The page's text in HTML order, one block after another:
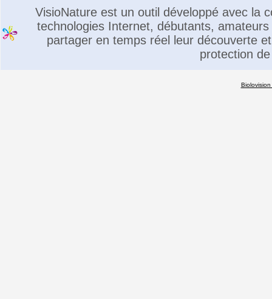
VisioNature est un outil développé avec la
technologies Internet, débutants,
partager en temps réel leur découverte
protection
Biolovision